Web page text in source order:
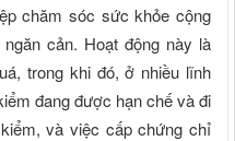
chăm sóc sức khỏe cộng
cản. Hoạt động này là
trong khi đó, ở nhiều lĩnh
đang được hạn chế và đi
và việc cấp chứng chỉ